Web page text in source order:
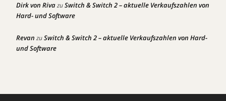
Dirk von RivazuSwitch & Switch 2 – aktuelle Verkaufszahlen von
Hard- und Software
Revan zuSwitch & Switch 2 – aktuelle Verkaufszahlen von Hard-
und Software